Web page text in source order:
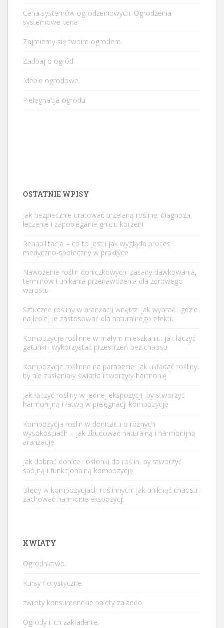
Cena systemów ogrodzeniowych. Ogrodzenia
systemowe cena
Zajmiemy się twoim ogrodem.
Zadbaj o ogród.
Meble ogrodowe.
Pielęgnacja ogrodu.
OSTATNIE WPISY
Jak bezpiecznie uratować przelaną roślinę: diagnoza,
leczenie i zapobieganie gniciu korzeni
Rehabilitacja – co to jest i jak wygląda proces
medyczno-społeczny w praktyce
Nawożenie roślin doniczkowych: zasady dawkowania,
terminów i unikania przenawożenia dla zdrowego
wzrostu
Sztuczne rośliny w aranżacji wnętrz: jak wybrać i gdzie
najlepiej je zastosować dla naturalnego efektu
Kompozycje roślinne w małym mieszkaniu: jak łączyć
gatunki i wykorzystać przestrzeń bez chaosu
Kompozycje roślinne na parapecie: jak układać rośliny,
by nie zasłaniały światła i tworzyły harmonię
Jak łączyć rośliny w jednej ekspozycji, by stworzyć
harmonijną i łatwą w pielęgnacji kompozycję
Kompozycja roślin w donicach o różnych
wysokościach – jak zbudować naturalną i harmonijną
aranżację
Jak dobrać donice i osłonki do roślin, by stworzyć
spójną i funkcjonalną kompozycję
Błędy w kompozycjach roślinnych: jak uniknąć chaosu i
zachować harmonię ekspozycji
KWIATY
Ogrodnictwo.
Kursy florystyczne
zwroty konsumenckie palety zalando
Ogrody i ich zakładanie.